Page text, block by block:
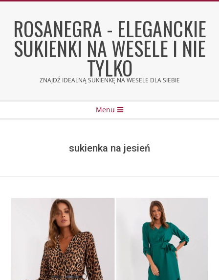
contentROSANEGRA - ELEGANCKIE
SUKIENKI NA WESELE I NIE
TYLKO
ZNAJDŹ IDEALNĄ SUKIENKĘ NA WESELE DLA SIEBIE
Menu
sukienka na jesień